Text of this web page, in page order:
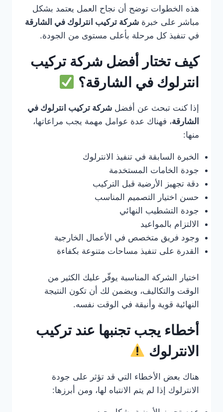
هذه الخطوات توضح أن نجاح العمل يعتمد بشكل
مباشر على خبرة شركة تركيب انترلوك في الشارقة
في تنفيذ كل مرحلة بأعلى مستوى من الجودة.
كيف تختار أفضل شركة تركيب
انترلوك في الشارقة؟
إذا كنت تبحث عن أفضل شركة تركيب انترلوك في
الشارقة، فهناك عدة عوامل مهمة يجب مراعاتها،
منها:
الخبرة السابقة في تنفيذ الانترلوك
جودة الخامات المستخدمة
دقة تجهيز الأرضية قبل التركيب
حسن اختيار التصميم المناسب
جودة التشطيب النهائي
الالتزام بالمواعيد
وجود فريق متخصص في الأعمال الخارجية
القدرة على تنفيذ مساحات متنوعة بكفاءة
اختيار الشركة المناسبة يوفّر عليك الكثير من
الوقت والتكاليف، ويضمن لك أن تكون النتيجة
النهائية قوية وأنيقة في الوقت نفسه.
أخطاء يجب تجنبها عند تركيب
الانترلوك
هناك بعض الأخطاء التي قد تؤثر على جودة
الانترلوك إذا لم يتم الانتباه لها، ومن أبرزها: